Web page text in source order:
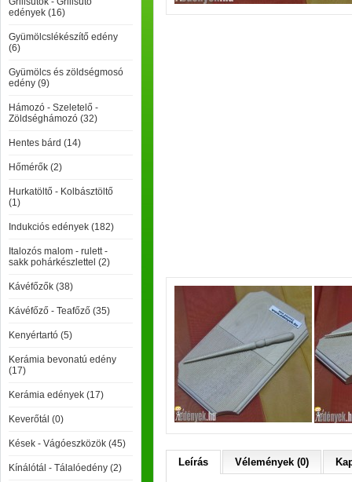
edények (16)
Gyümölcslékészítő edény
(6)
Gyümölcs és zöldségmosó
edény (9)
Hámozó - Szeletelő -
Zöldséghámozó (32)
Hentes bárd (14)
Hőmérők (2)
Hurkatöltő - Kolbásztöltő
(1)
Indukciós edények (182)
Italozós malom - rulett -
sakk pohárkészlettel (2)
Kávéfőzők (38)
Kávéfőző - Teafőző (35)
Kenyértartó (5)
Kerámia bevonatú edény
(17)
Kerámia edények (17)
Keverőtál (0)
Kések - Vágóeszközök (45)
Kínálótál - Tálalóedény (2) Leírás Vélemények (0)